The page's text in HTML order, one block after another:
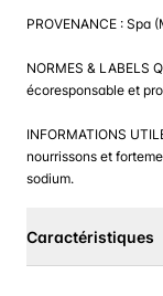
PROVENANCE : Spa
NORMES & LABELS
écoresponsable et
INFORMATIONS
nourrissons et
sodium.
Caractéristiques